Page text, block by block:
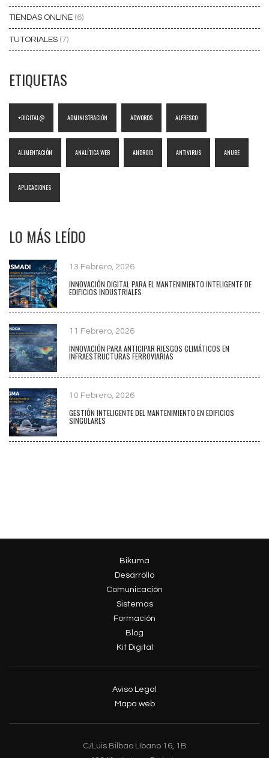
TIENDAS ONLINE (6)
TUTORIALES (7)
ETIQUETAS
+DIGITAL@ ADMINISTRACIÓN ADWORDS ALFRESCO
ALIMENTACIÓN ANALÍTICA WEB ANDROID ANTIVIRUS ANUBE
APLICACIONES
LO MÁS LEÍDO
13 Febrero, 2026
INNOVACIÓN DIGITAL PARA EL MANTENIMIENTO INTELIGENTE DE
EDIFICIOS INDUSTRIALES
11 Febrero, 2026
INNOVACIÓN PARA ANTICIPAR RIESGOS CLIMÁTICOS EN
INFRAESTRUCTURAS FERROVIARIAS
10 Febrero, 2026
GESTIÓN INTELIGENTE DEL MANTENIMIENTO EN EDIFICIOS
SINGULARES
Bikuma
Desarrollo
Comunicación
Sistemas
Formación
Blog
Kit Digital
Aviso Legal
Mapa web
C/Luis Bilbao Líbano 16, 1B